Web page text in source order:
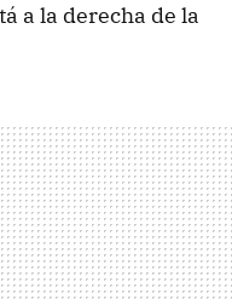
a la derecha de la